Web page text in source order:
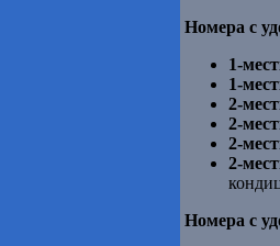
Номера с
1-
1-
2-
2-
2-
2-
Номера с